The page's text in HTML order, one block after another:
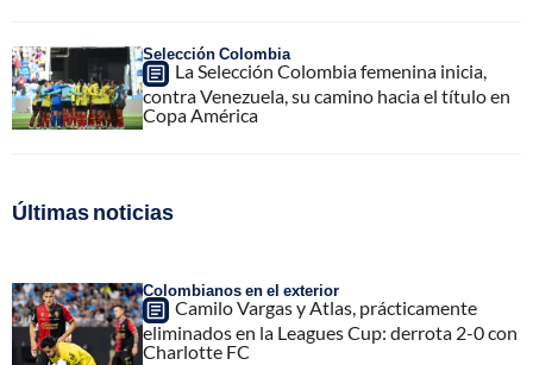
Selección Colombia
La Selección Colombia femenina inicia,
contra Venezuela, su camino hacia el título en
Copa América
Últimas noticias
Colombianos en el exterior
Camilo Vargas y Atlas, prácticamente
eliminados en la Leagues Cup: derrota 2-0 con
Charlotte FC